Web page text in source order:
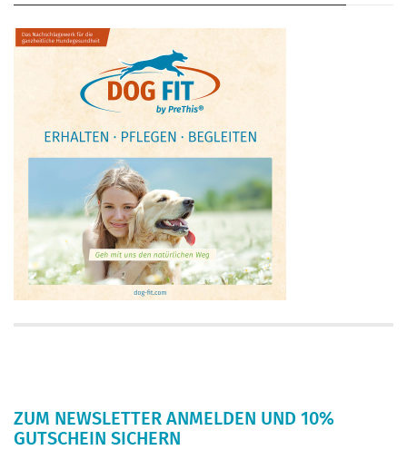
ZUM NEWSLETTER ANMELDEN UND 10%
GUTSCHEIN SICHERN